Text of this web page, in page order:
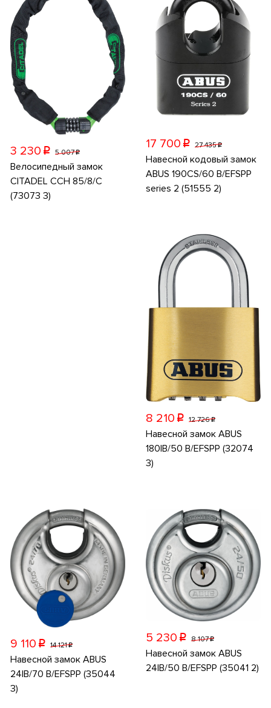
3 230 p 5 007p
Велосипедный замок
CITADEL CCH 85/8/C
(73073 3)
17 700 p 27 435p
Навесной кодовый замок
ABUS 190CS/60 B/EFSPP
series 2 (51555 2)
8 210 p 12 726p
Навесной замок ABUS
180IB/50 B/EFSPP (32074
3)
9 110 p 14 121p
Навесной замок ABUS
24IB/70 B/EFSPP (35044
3)
5 230 p 8 107p
Навесной замок ABUS
24IB/50 B/EFSPP (35041 2)